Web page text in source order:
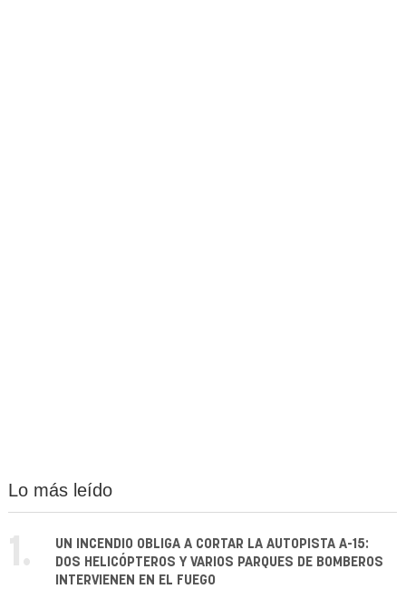
Lo más leído
1.
UN INCENDIO OBLIGA A CORTAR LA AUTOPISTA A-15:
DOS HELICÓPTEROS Y VARIOS PARQUES DE BOMBEROS
INTERVIENEN EN EL FUEGO